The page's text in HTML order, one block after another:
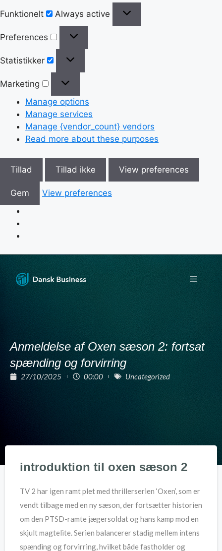
Funktionelt Always active
Preferences
Statistikker
Marketing
Manage options
Manage services
Manage {vendor_count} vendors
Read more about these purposes
Tillad Tillad ikke View preferences
Gem View preferences
Anmeldelse af Oxen sæson 2: fortsat
spænding og forvirring
27/10/2025 00:00 Uncategorized
introduktion til oxen sæson 2
TV 2 har igen ramt plet med thrillerserien ‘Oxen’, som er
vendt tilbage med en ny sæson, der fortsætter historien
om den PTSD-ramte jægersoldat og hans kamp mod en
skjult magtelite. Serien balancerer stadig mellem intens
spænding og forvirring, hvilket både fastholder og